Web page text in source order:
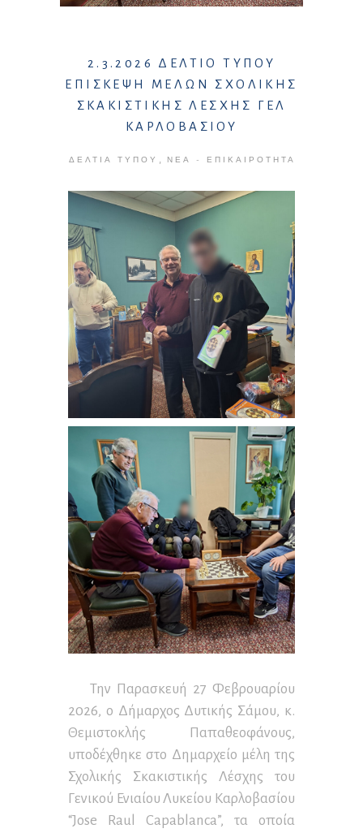
2.3.2026 ΔΕΛΤΙΟ ΤΥΠΟΥ
ΕΠΙΣΚΕΨΗ ΜΕΛΩΝ ΣΧΟΛΙΚΗΣ
ΣΚΑΚΙΣΤΙΚΗΣ ΛΕΣΧΗΣ ΓΕΛ
ΚΑΡΛΟΒΑΣΙΟΥ
ΔΕΛΤΊΑ ΤΎΠΟΥ ΝΈΑ - ΕΠΙΚΑΙΡΌΤΗΤΑ
Την Παρασκευή 27 Φεβρουαρίου
2026, ο Δήμαρχος Δυτικής Σάμου, κ.
Θεμιστοκλής Παπαθεοφάνους,
υποδέχθηκε στο Δημαρχείο μέλη της
Σχολικής Σκακιστικής Λέσχης του
Γενικού Ενιαίου Λυκείου Καρλοβασίου
“Jose Raul Capablanca”, τα οποία